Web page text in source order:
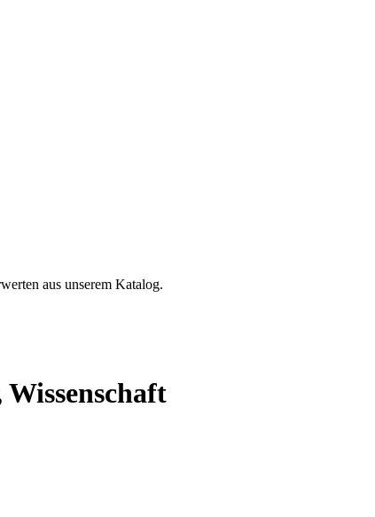
aus unserem Katalog.